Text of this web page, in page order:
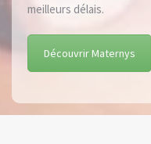
meilleurs délais.
Découvrir Maternys